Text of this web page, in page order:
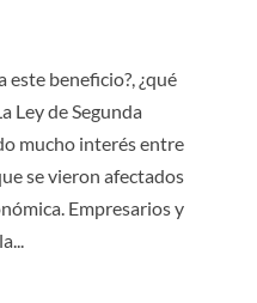
este beneficio?, ¿qué
Ley de Segunda
mucho interés entre
se vieron afectados
Empresarios y